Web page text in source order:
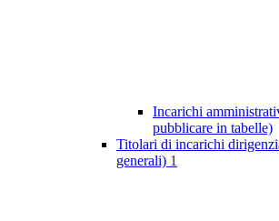
Incarichi
pubblicare in tabelle)
Titolari di incarichi
generali) 1